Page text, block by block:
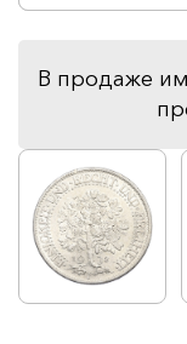
В продаже